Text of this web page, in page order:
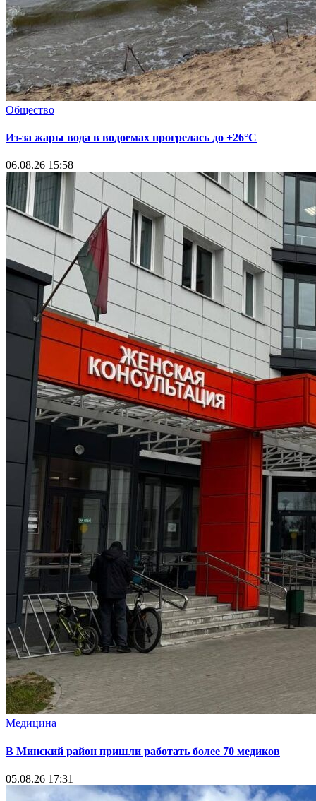
Общество
Из-за жары вода в водоемах прогрелась до +26°C
06.08.26 15:58
Медицина
В Минский район пришли работать более 70 медиков
05.08.26 17:31